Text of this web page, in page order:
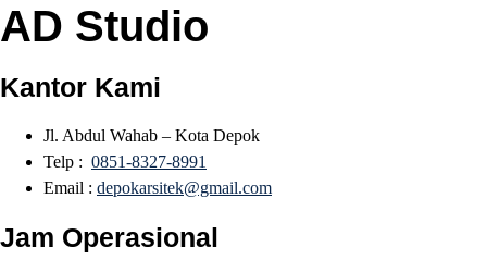
AD Studio
Kantor Kami
Jl. Abdul Wahab – Kota Depok
Telp : 0851-8327-8991
Email : depokarsitek@gmail.com
Jam Operasional